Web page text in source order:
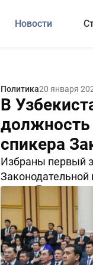
Новости
Политика20 января
В
должность
спикера
Избраны первый
14278